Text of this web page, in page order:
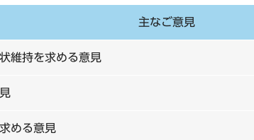
主なご意見
維持を求める意見
める意見